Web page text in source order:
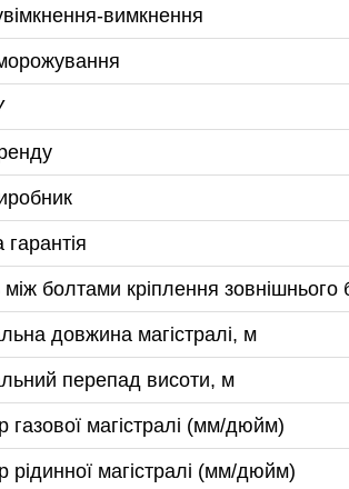
вимкнення
між болтами кріплення зовнішнього
довжина магістралі, м
перепад висоти, м
газової магістралі (мм/дюйм)
рідинної магістралі (мм/дюйм)